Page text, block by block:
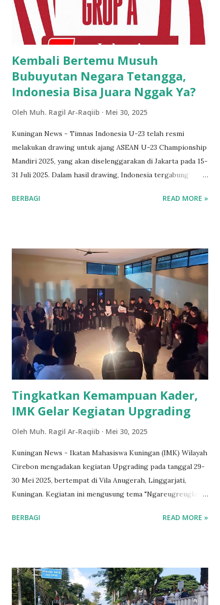
bekerja jualan gorengan, permen dan buku untuk biaya
kuliah dan mencukupi kehidupannya,” ungkapnya di hadapan
para mahasiswa dan orangtuanya. Selain itu KDM juga
pandai menul...
Kembali Bertemu Musuh
Bubuyutan Negara Tetangga,
Indonesia Bisa Juara Nggak Ya?
Oleh Muh. Ragil Ar-Raqiib Mei 30, 2025
Kuningan News - Timnas Indonesia U-23 telah resmi
melakukan drawing untuk ajang ASEAN U-23 Championship
Mandiri 2025, yang akan diselenggarakan di Jakarta pada 15-
31 Juli 2025. Dalam hasil drawing, Indonesia tergabung
bubuyutan yaitu Malaysia, serta dua negara lainnya yaitu
Indonesia melawan Malaysia selalu menjadi momen yang
dinanti-nanti oleh para penggemar sepak bola Indonesia.
Kedua tim memiliki sejarah yang cukup panas dan sering
kali menyajikan pertandingan yang menarik dan penuh
emosi. Grup A ini dipandang sebagai grup yang cukup
menantang, dengan Malaysia sebagai salah satu lawan
terkuat. Timnas Indonesia juga harus mewaspadai Brunei
dan Filipina, yang meskipun dianggap underdog, namun
mampu memberikan kejutan. Persiapan Timnas Indonesia
U-23 menjelang turnamen i...
BERBAGI READ MORE »
Tingkatkan Kemampuan Kader,
IMK Gelar Kegiatan Upgrading
Oleh Muh. Ragil Ar-Raqiib Mei 30, 2025
Kuningan News - Ikatan Mahasiswa Kuningan (IMK) Wilayah
Cirebon mengadakan kegiatan Upgrading pada tanggal 29-
30 Mei 2025, bertempat di Vila Anugerah, Linggarjati,
Kuningan. Kegiatan ini mengusung tema "Ngareugreugkeun
Jaya" yang bertujuan untuk memperkuat persatuan dan
yang diundang adalah Dr. Nanan Abdul Manan, M.Pd., yang
menyampaikan materi tentang "Critical Thinking". Materi ini
BERBAGI READ MORE »